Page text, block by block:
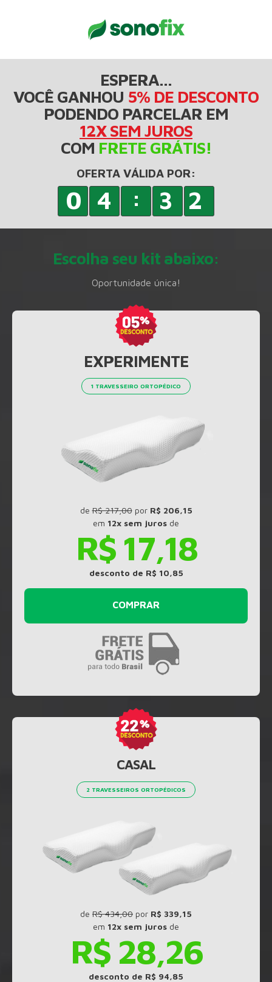
ESPERA...
VOCÊ GANHOU 5% DE DESCONTO
PODENDO PARCELAR EM
12X SEM JUROS
COM FRETE GRÁTIS!
OFERTA VÁLIDA POR:
04 : 31
Escolha seu kit abaixo:
Oportunidade única!
EXPERIMENTE
1 TRAVESSEIRO ORTOPÉDICO
deR$ 217,00por R$ 206,15
em 12x sem juros de
R$ 17,18
desconto de R$ 10,85
COMPRAR
CASAL
2 TRAVESSEIROS ORTOPÉDICOS
de R$ 434,00 por R$ 339,15
em 12x sem juros de
R$ 28,26
desconto de R$ 94,85